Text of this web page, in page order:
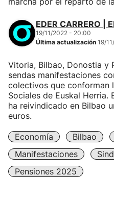
EDER CARRERO |
19/11/2022 - 20:00
Última actualización 19/
Vitoria, Bilbao, Donostia y
sendas manifestaciones
colectivos que conforman
Sociales de Euskal
ha reivindicado en Bilbao
euros.
Economía Bilbao
Manifestaciones
Pensiones 2025